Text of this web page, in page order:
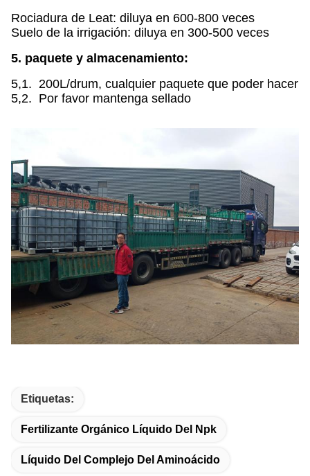
Rociadura de Leat: diluya en 600-800 veces
Suelo de la irrigación: diluya en 300-500 veces
5. paquete y almacenamiento:
5,1. 200L/drum, cualquier paquete que poder hacer
5,2. Por favor mantenga sellado
Etiquetas:
Fertilizante Orgánico Líquido Del Npk
Líquido Del Complejo Del Aminoácido